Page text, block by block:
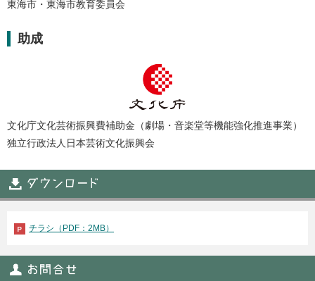
東海市・東海市教育委員会
助成
文化庁文化芸術振興費補助金（劇場・音楽堂等機能強化推進事業）
独立行政法人日本芸術文化振興会
チラシ（PDF：2MB）